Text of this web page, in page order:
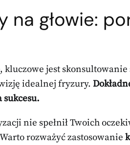
na głowie:
jest skonsultowanie
idealnej fryzury.
nie spełnił Twoich
Warto rozważyć zastosowanie